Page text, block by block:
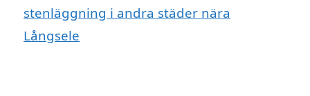
stenläggning i andra städer nära
Långsele